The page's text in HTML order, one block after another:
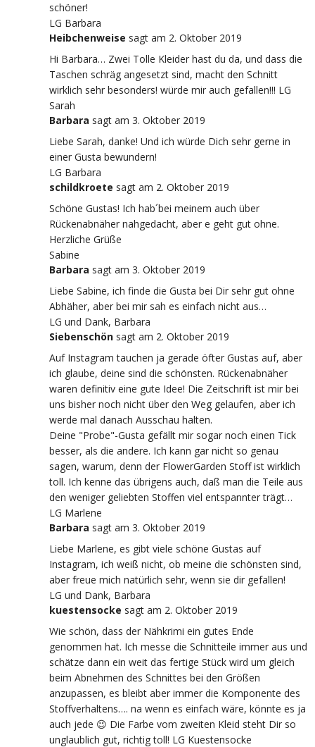
schöner!
LG Barbara
Heibchenweise sagt am 2. Oktober 2019
Hi Barbara… Zwei Tolle Kleider hast du da, und dass die
Taschen schräg angesetzt sind, macht den Schnitt
wirklich sehr besonders! würde mir auch gefallen!!! LG
Sarah
Barbara sagt am 3. Oktober 2019
Liebe Sarah, danke! Und ich würde Dich sehr gerne in
einer Gusta bewundern!
LG Barbara
schildkroete sagt am 2. Oktober 2019
Schöne Gustas! Ich hab´bei meinem auch über
Rückenabnäher nahgedacht, aber e geht gut ohne.
Herzliche Grüße
Sabine
Barbara sagt am 3. Oktober 2019
Liebe Sabine, ich finde die Gusta bei Dir sehr gut ohne
Abhäher, aber bei mir sah es einfach nicht aus…
LG und Dank, Barbara
Siebenschön sagt am 2. Oktober 2019
Auf Instagram tauchen ja gerade öfter Gustas auf, aber
ich glaube, deine sind die schönsten. Rückenabnäher
waren definitiv eine gute Idee! Die Zeitschrift ist mir bei
uns bisher noch nicht über den Weg gelaufen, aber ich
werde mal danach Ausschau halten.
Deine "Probe"-Gusta gefällt mir sogar noch einen Tick
besser, als die andere. Ich kann gar nicht so genau
sagen, warum, denn der FlowerGarden Stoff ist wirklich
toll. Ich kenne das übrigens auch, daß man die Teile aus
den weniger geliebten Stoffen viel entspannter trägt…
LG Marlene
Barbara sagt am 3. Oktober 2019
Liebe Marlene, es gibt viele schöne Gustas auf
Instagram, ich weiß nicht, ob meine die schönsten sind,
aber freue mich natürlich sehr, wenn sie dir gefallen!
LG und Dank, Barbara
kuestensocke sagt am 2. Oktober 2019
Wie schön, dass der Nähkrimi ein gutes Ende
genommen hat. Ich messe die Schnitteile immer aus und
schätze dann ein weit das fertige Stück wird um gleich
beim Abnehmen des Schnittes bei den Größen
anzupassen, es bleibt aber immer die Komponente des
Stoffverhaltens…. na wenn es einfach wäre, könnte es ja
auch jede 😉 Die Farbe vom zweiten Kleid steht Dir so
unglaublich gut, richtig toll! LG Kuestensocke